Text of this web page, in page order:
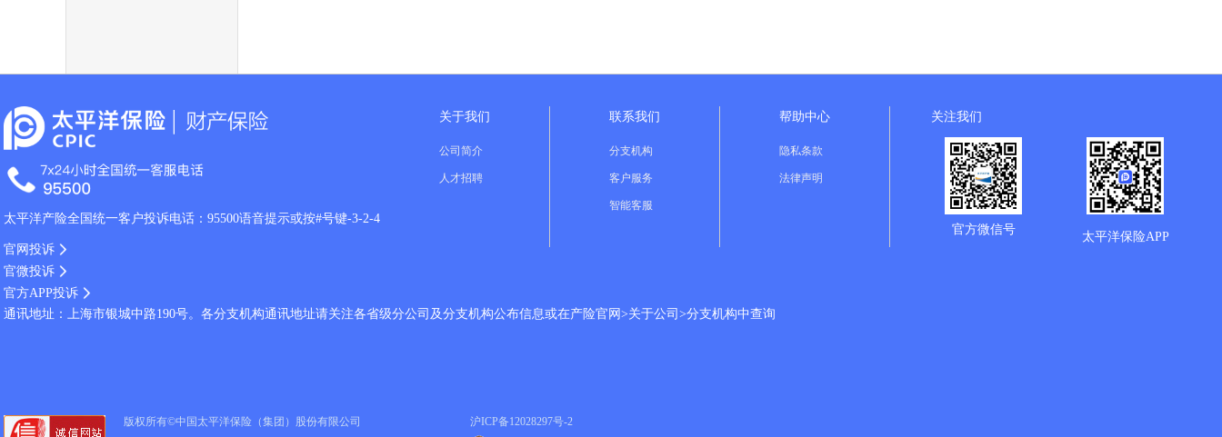
太平洋产险全国统一客户投诉电话：95500语音提示或按#号键-3-2-4
官网投诉
官微投诉
官方APP投诉
通讯地址：上海市银城中路190号。各分支机构通讯地址请关注各省级分公司及分支机构公布信息或在产险官网>关于公司>分支机构中查询
关于我们
公司简介
人才招聘
联系我们
分支机构
客户服务
智能客服
帮助中心
隐私条款
法律声明
关注我们
官方微信号
太平洋保险APP
版权所有©中国太平洋保险（集团）股份有限公司 沪ICP备12028297号-2